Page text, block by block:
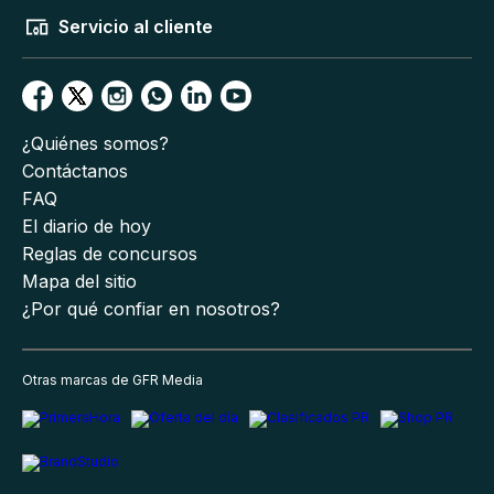
Servicio al cliente
¿Quiénes somos?
Contáctanos
FAQ
El diario de hoy
Reglas de concursos
Mapa del sitio
¿Por qué confiar en nosotros?
Otras marcas de GFR Media